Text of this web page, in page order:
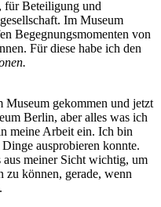
für Beteiligung und
Im Museum
Begegnungsmomenten von
Für diese habe ich den
Museum gekommen und jetzt
Berlin, aber alles was ich
meine Arbeit ein. Ich bin
ausprobieren konnte.
meiner Sicht wichtig, um
zu können, gerade, wenn